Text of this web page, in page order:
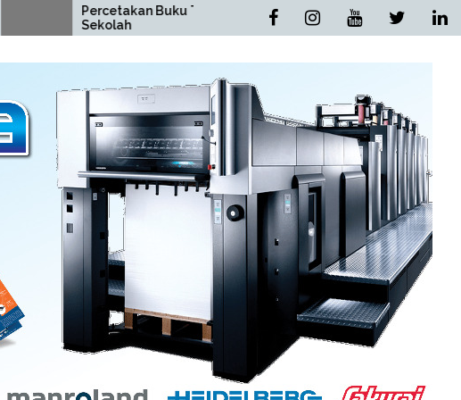
Percetakan Buku Tahunan
Percetakan Buku Novel